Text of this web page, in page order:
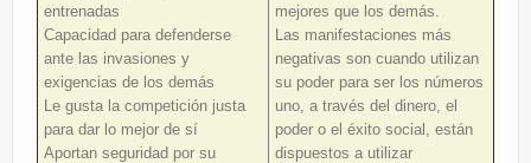
entrenadas
Capacidad para defenderse
ante las invasiones y
exigencias de los demás
Le gusta la competición justa
para dar lo mejor de sí
Aportan seguridad por su
mejores que los demás.
Las manifestaciones más
negativas son cuando utilizan
su poder para ser los números
uno, a través del dinero, el
poder o el éxito social, están
dispuestos a utilizar